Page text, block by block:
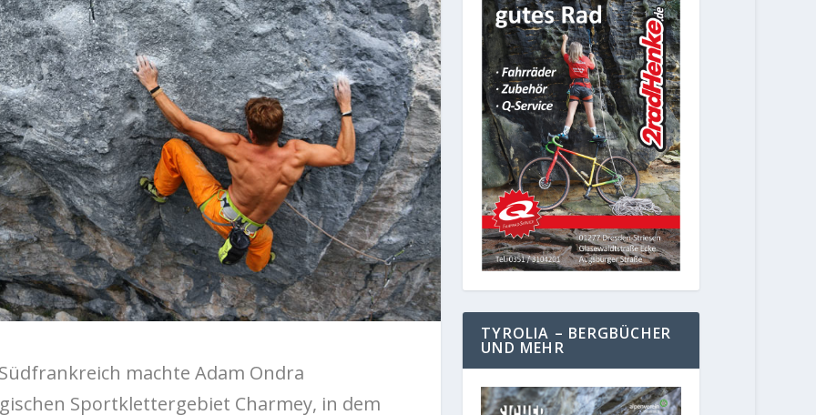
machte Adam Ondra
Sportklettergebiet Charmey, in dem
TYROLIA – BERGBÜCHER
UND MEHR